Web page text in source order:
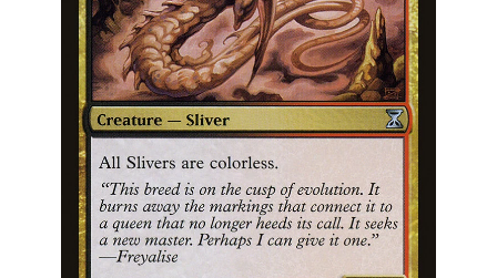
Accesorios
ARMA TU MAZO